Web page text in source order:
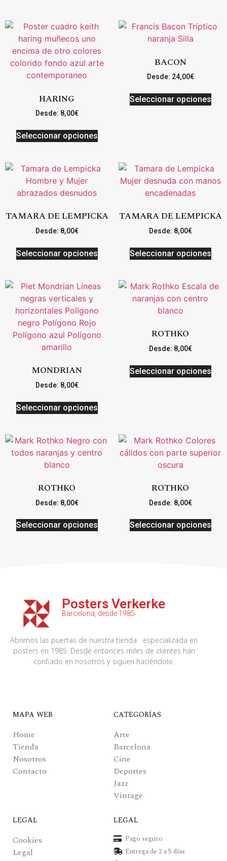
HARING
Desde: 8,00€
Seleccionar opciones
BACON
Desde: 24,00€
Seleccionar opciones
TAMARA DE LEMPICKA
Desde: 8,00€
Seleccionar opciones
TAMARA DE LEMPICKA
Desde: 8,00€
Seleccionar opciones
MONDRIAN
Desde: 8,00€
Seleccionar opciones
ROTHKO
Desde: 8,00€
Seleccionar opciones
ROTHKO
Desde: 8,00€
Seleccionar opciones
ROTHKO
Desde: 8,00€
Seleccionar opciones
Posters Verkerke
Barcelona, desde 1985
Abrimos las puertas de nuestra tienda especializada en
posters en 1985. Desde entonces miles de clientes han
confiado en nosotros y siguen haciéndolo.
MAPA WEB
Home
Tienda
Nosotros
Contacto
CATEGORÍAS
Arte
Barcelona
Cine
Deportes
Jazz
Vintage
LEGAL
Cookies
Legal
LEGAL
Pago seguro
Entrega de 2 a 5 días